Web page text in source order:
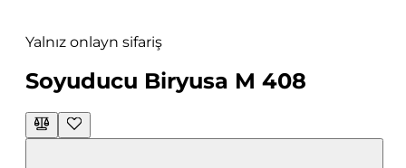
Yalnız onlayn sifariş
Soyuducu Biryusa M 408